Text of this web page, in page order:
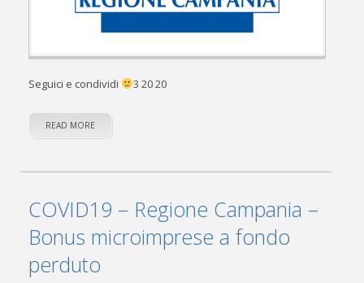
Seguici e condividi 3 20 20
READ MORE
COVID19 – Regione Campania –
Bonus microimprese a fondo
perduto